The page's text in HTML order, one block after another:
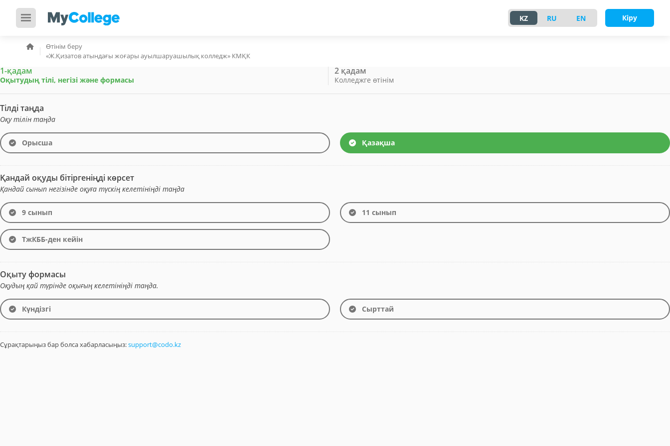
KZ RU EN Кіру
Өтінім беру
«Ж.Қизатов атындағы жоғары ауылшаруашылық колледж» КМҚК
1-қадам
Оқытудың тілі, негізі және формасы
2 қадам
Колледжге өтінім
Тілді таңда
Оқу тілін таңда
Орысша Қазақша
Қандай оқуды бітіргеніңді көрсет
Қандай сынып негізінде оқуға түскің келетініңді таңда
9 сынып 11 сынып
ТжКББ-ден кейін
Оқыту формасы
Оқудың қай түрінде оқығың келетініңді таңда.
Күндізгі Сырттай
Сұрақтарыңыз бар болса хабарласыңыз:support@codo.kz